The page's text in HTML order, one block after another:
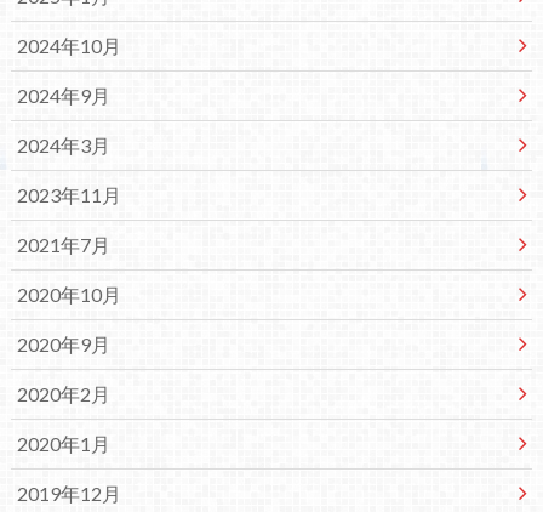
2024年10月
2024年9月
2024年3月
2023年11月
2021年7月
2020年10月
2020年9月
2020年2月
2020年1月
2019年12月